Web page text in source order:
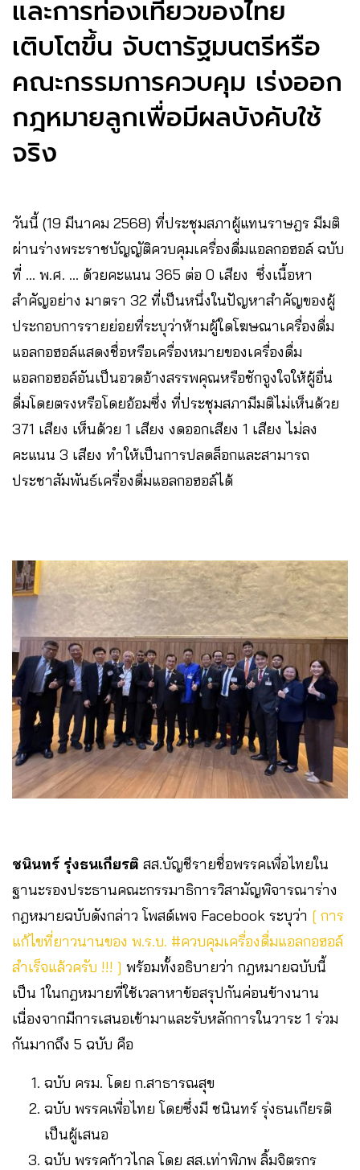
และการท่องเที่ยวของไทย
เติบโตขึ้น จับตารัฐมนตรีหรือ
คณะกรรมการควบคุม เร่งออก
กฎหมายลูกเพื่อมีผลบังคับใช้
จริง
วันนี้ (19 มีนาคม 2568) ที่ประชุมสภาผู้แทนราษฎร มีมติ
ผ่านร่างพระราชบัญญัติควบคุมเครื่องดื่มแอลกอฮอล์ ฉบับ
ที่ … พ.ศ. … ด้วยคะแนน 365 ต่อ 0 เสียง ซึ่งเนื้อหา
สำคัญอย่าง มาตรา 32 ที่เป็นหนึ่งในปัญหาสำคัญของผู้
ประกอบการรายย่อยที่ระบุว่าห้ามผู้ใดโฆษณาเครื่องดื่ม
แอลกอฮอล์แสดงชื่อหรือเครื่องหมายของเครื่องดื่ม
แอลกอฮอล์อันเป็นอวดอ้างสรรพคุณหรือชักจูงใจให้ผู้อื่น
ดื่มโดยตรงหรือโดยอ้อมซึ่ง ที่ประชุมสภามีมติไม่เห็นด้วย
371 เสียง เห็นด้วย 1 เสียง งดออกเสียง 1 เสียง ไม่ลง
คะแนน 3 เสียง ทำให้เป็นการปลดล็อกและสามารถ
ประชาสัมพันธ์เครื่องดื่มแอลกอฮอล์ได้
ชนินทร์ รุ่งธนเกียรติ สส.บัญชีรายชื่อพรรคเพื่อไทยใน
ฐานะรองประธานคณะกรรมาธิการวิสามัญพิจารณาร่าง
กฎหมายฉบับดังกล่าว โพสต์เพจ Facebook ระบุว่า [ การ
แก้ไขที่ยาวนานของ พ.ร.บ. #ควบคุมเครื่องดื่มแอลกอฮอล์
สำเร็จแล้วครับ !!! ] พร้อมทั้งอธิบายว่า กฎหมายฉบับนี้
เป็น 1ในกฎหมายที่ใช้เวลาหาข้อสรุปกันค่อนข้างนาน
เนื่องจากมีการเสนอเข้ามาและรับหลักการในวาระ 1 ร่วม
กันมากถึง 5 ฉบับ คือ
ฉบับ ครม. โดย ก.สาธารณสุข
ฉบับ พรรคเพื่อไทย โดยซึ่งมี ชนินทร์ รุ่งธนเกียรติ
เป็นผู้เสนอ
ฉบับ พรรคก้าวไกล โดย สส.เท่าพิภพ ลิ้มจิตรกร